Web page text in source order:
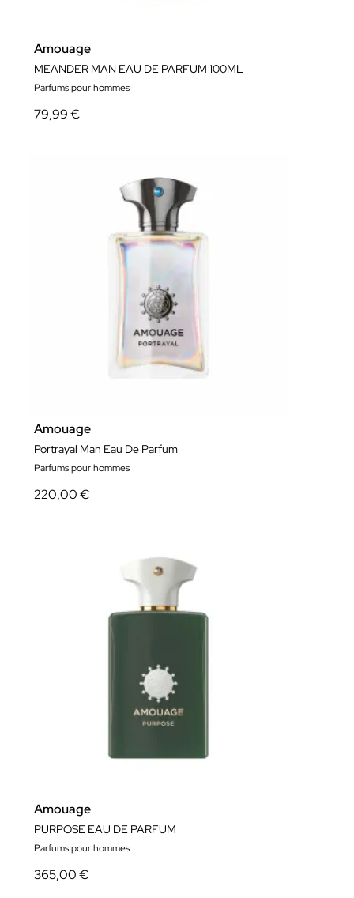
Amouage
MEANDER MAN EAU DE PARFUM 100ML
Parfums pour hommes
79,99 €
Amouage
Portrayal Man Eau De Parfum
Parfums pour hommes
220,00 €
Amouage
PURPOSE EAU DE PARFUM
Parfums pour hommes
365,00 €